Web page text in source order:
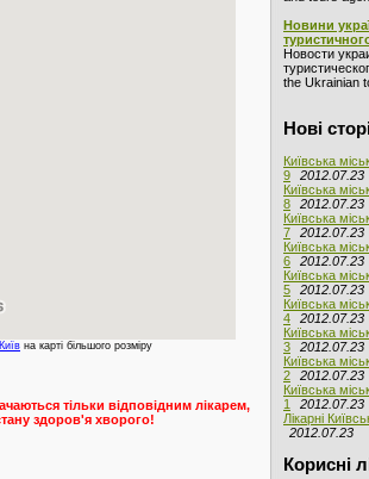
Новини
Новости
the Ukrainian
Нові
Київська
9
2012.07.23
Київська
8
2012.07.23
Київська
7
2012.07.23
Київська
6
2012.07.23
Київська
5
2012.07.23
Київська
4
2012.07.23
Київська
3
2012.07.23
Київська
2
2012.07.23
Київська
1
2012.07.23
Лікарні
2012.07.23
Корисні
на карті більшого розміру
тільки відповідним лікарем,
здоров'я хворого!